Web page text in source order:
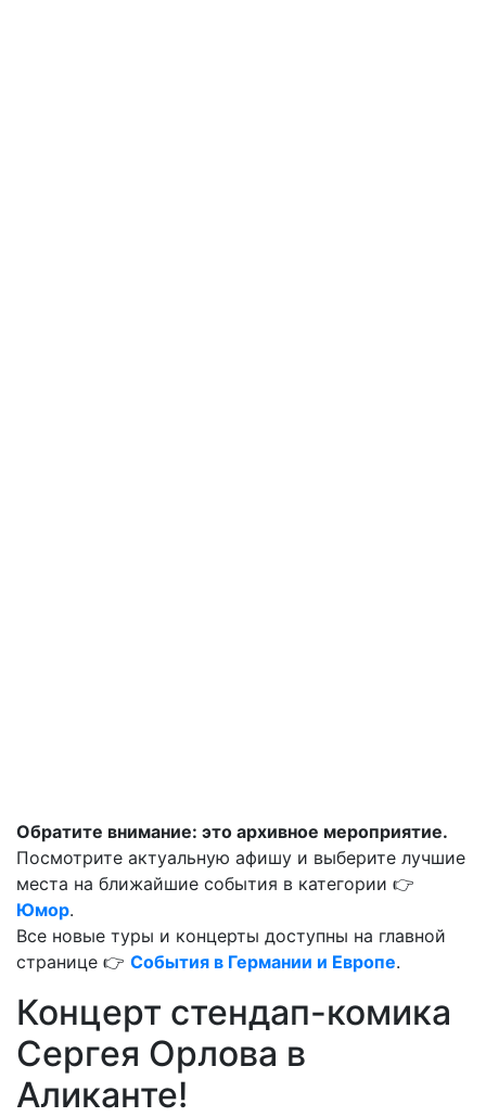
Обратите внимание: это архивное мероприятие.
Посмотрите актуальную афишу и выберите лучшие
места на ближайшие события в категории 👉
Юмор.
Все новые туры и концерты доступны на главной
странице 👉 События в Германии и Европе.
Концерт стендап-комика
Сергея Орлова в
Аликанте!